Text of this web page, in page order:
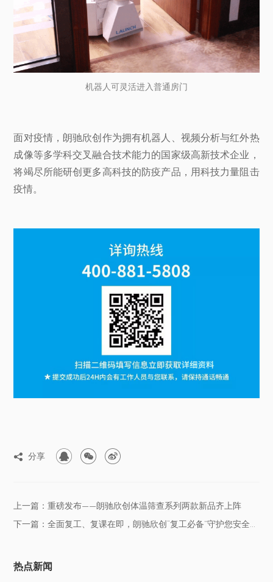
机器人可灵活进入普通房门
面对疫情，朗驰欣创作为拥有机器人、视频分析与红外热
成像等多学科交叉融合技术能力的国家级高新技术企业，
将竭尽所能研创更多高科技的防疫产品，用科技力量阻击
疫情。
 分享   
上一篇：重磅发布——朗驰欣创体温筛查系列两款新品齐上阵
热点新闻